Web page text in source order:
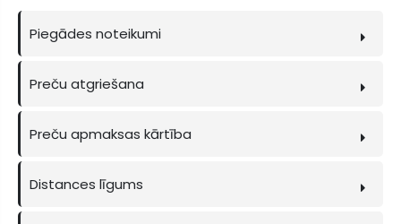
Piegādes noteikumi
Preču atgriešana
Preču apmaksas kārtība
Distances līgums